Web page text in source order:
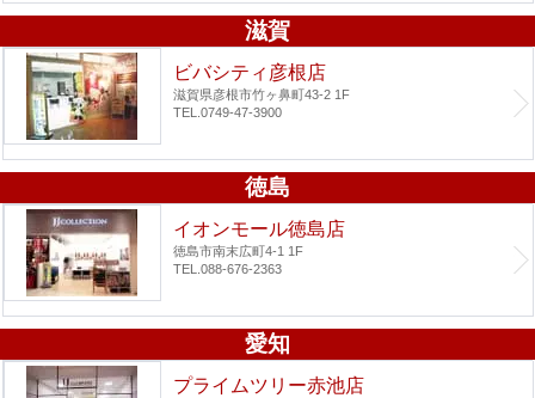
滋賀
ビバシティ彦根店
滋賀県彦根市竹ヶ鼻町43-2 1F
TEL.0749-47-3900
徳島
イオンモール徳島店
徳島市南末広町4-1 1F
TEL.088-676-2363
愛知
プライムツリー赤池店